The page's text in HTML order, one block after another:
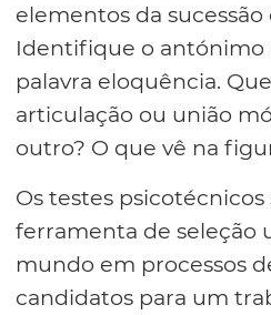
elementos da
Identifique o antónimo
palavra eloquência.
articulação ou união
outro? O que vê na
Os testes psicotécnicos
ferramenta de seleção
mundo em processos
candidatos para um